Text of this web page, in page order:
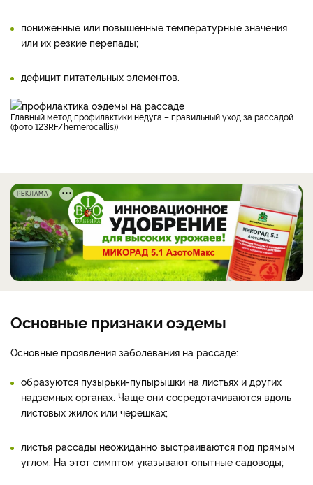
пониженные или повышенные температурные значения
или их резкие перепады;
дефицит питательных элементов.
Главный метод профилактики недуга – правильный уход за рассадой
(фото 123RF/hemerocallis))
РЕКЛАМА
Основные признаки оэдемы
Основные проявления заболевания на рассаде:
образуются пузырьки-пупырышки на листьях и других
надземных органах. Чаще они сосредотачиваются вдоль
листовых жилок или черешках;
листья рассады неожиданно выстраиваются под прямым
углом. На этот симптом указывают опытные садоводы;